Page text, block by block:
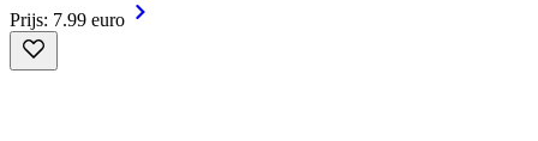
Prijs: 7.99 euro